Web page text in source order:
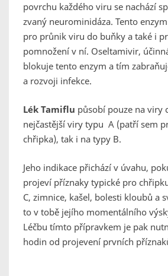
povrchu každého viru se nachází
zvaný neurominidáza. Tento
pro průnik viru do buňky a také i
pomnožení v ní. Oseltamivir,
blokuje tento enzym a tím
a rozvoji infekce.
Lék Tamiflu působí pouze na viry
nejčastější viry typu A (patří sem
chřipka), tak i na typy B.
Jeho indikace přichází v úvahu,
projeví příznaky typické pro
C, zimnice, kašel, bolesti kloubů a
to v tobě jejího momentálního
Léčbu tímto přípravkem je pak
hodin od projevení prvních